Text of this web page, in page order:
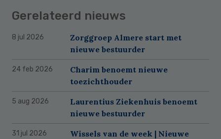
Gerelateerd nieuws
8 jul 2026
Zorggroep Almere start met
nieuwe bestuurder
24 feb 2026
Charim benoemt nieuwe
toezichthouder
5 aug 2026
Laurentius Ziekenhuis benoemt
nieuwe bestuurder
31 jul 2026
Wissels van de week | Nieuwe